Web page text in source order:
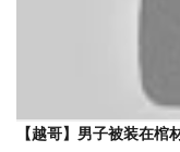
【越哥】男子被装在